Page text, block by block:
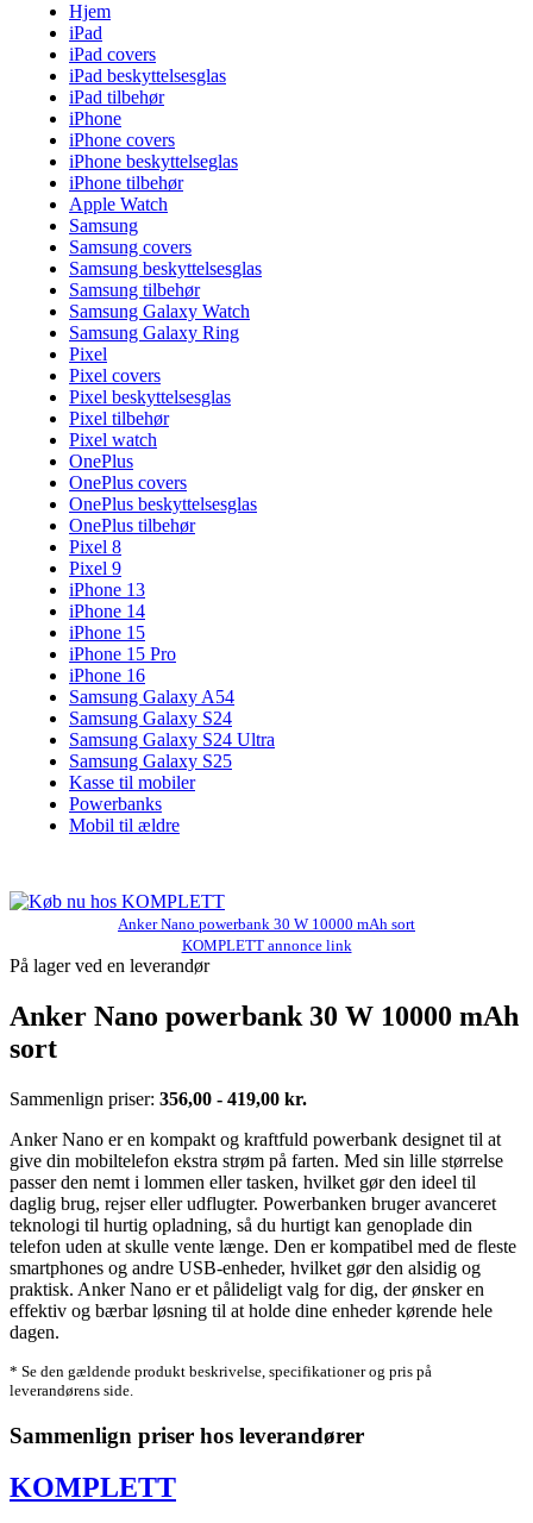
Hjem
iPad
iPad covers
iPad beskyttelsesglas
iPad tilbehør
iPhone
iPhone covers
iPhone beskyttelseglas
iPhone tilbehør
Apple Watch
Samsung
Samsung covers
Samsung beskyttelsesglas
Samsung tilbehør
Samsung Galaxy Watch
Samsung Galaxy Ring
Pixel
Pixel covers
Pixel beskyttelsesglas
Pixel tilbehør
Pixel watch
OnePlus
OnePlus covers
OnePlus beskyttelsesglas
OnePlus tilbehør
Pixel 8
Pixel 9
iPhone 13
iPhone 14
iPhone 15
iPhone 15 Pro
iPhone 16
Samsung Galaxy A54
Samsung Galaxy S24
Samsung Galaxy S24 Ultra
Samsung Galaxy S25
Kasse til mobiler
Powerbanks
Mobil til ældre
Anker Nano powerbank 30 W 10000 mAh sort
KOMPLETT annonce link
På lager ved en leverandør
Anker Nano powerbank 30 W 10000 mAh
sort
Sammenlign priser: 356,00 - 419,00 kr.
Anker Nano er en kompakt og kraftfuld powerbank designet til at
give din mobiltelefon ekstra strøm på farten. Med sin lille størrelse
passer den nemt i lommen eller tasken, hvilket gør den ideel til
daglig brug, rejser eller udflugter. Powerbanken bruger avanceret
teknologi til hurtig opladning, så du hurtigt kan genoplade din
telefon uden at skulle vente længe. Den er kompatibel med de fleste
smartphones og andre USB-enheder, hvilket gør den alsidig og
praktisk. Anker Nano er et pålideligt valg for dig, der ønsker en
effektiv og bærbar løsning til at holde dine enheder kørende hele
dagen.
* Se den gældende produkt beskrivelse, specifikationer og pris på
leverandørens side.
Sammenlign priser hos leverandører
KOMPLETT